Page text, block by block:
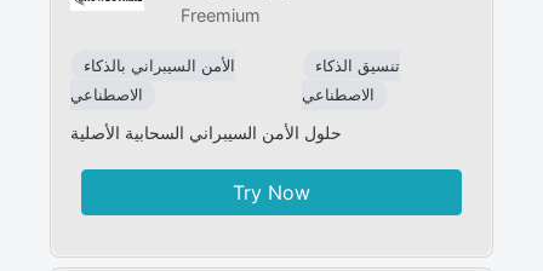
Freemium
الأمن السيبراني بالذكاء
الاصطناعي
تنسيق الذكاء
الاصطناعي
حلول الأمن السيبراني السحابية الأصلية
Try Now